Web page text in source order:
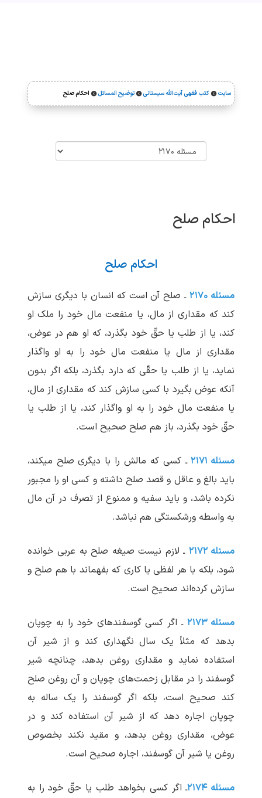
سایت  کتب فقهی آیت‌الله سیستانی  توضیح المسائل  احکام صلح
احکام صلح
احکام صلح
مسئله ۲۱۷۰
ـ صلح آن است که انسان با دیگری سازش
کند که مقداری از مال، یا منفعت مال خود را ملک او
کند، یا از طلب یا حقّ خود بگذرد، که او هم در عوض،
مقداری از مال یا منفعت مال خود را به او واگذار
نماید، یا از طلب یا حقّی که دارد بگذرد، بلکه اگر بدون
آنکه عوض بگیرد با کسی سازش کند که مقداری از مال،
یا منفعت مال خود را به او واگذار کند، یا از طلب یا
حقّ خود بگذرد، باز هم صلح صحیح است.
مسئله ۲۱۷۱
ـ کسی که مالش را با دیگری صلح می‏کند،
باید بالغ و عاقل و قصد صلح داشته و کسی او را مجبور
نکرده باشد، و باید سفیه و ممنوع از تصرف در آن مال
به واسطه ورشکستگی هم نباشد.
مسئله ۲۱۷۲
ـ لازم نیست صیغه صلح به عربی خوانده
شود، بلکه با هر لفظی یا کاری که بفهماند با هم صلح و
سازش کرده‌اند صحیح است.
مسئله ۲۱۷۳
ـ اگر کسی گوسفندهای خود را به چوپان
بدهد که مثلاً یک سال نگهداری کند و از شیر آن
استفاده نماید و مقداری روغن بدهد، چنانچه شیر
گوسفند را در مقابل زحمت‌های چوپان و آن روغن صلح
کند صحیح است، بلکه اگر گوسفند را یک ساله به
چوپان اجاره دهد که از شیر آن استفاده کند و در
عوض، مقداری روغن بدهد، و مقید نکند بخصوص
روغن یا شیر آن گوسفند، اجاره صحیح است.
مسئله ۲۱۷۴
ـ اگر کسی بخواهد طلب یا حقّ خود را به